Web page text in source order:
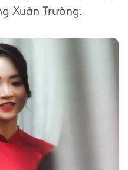
Xuân Trường.